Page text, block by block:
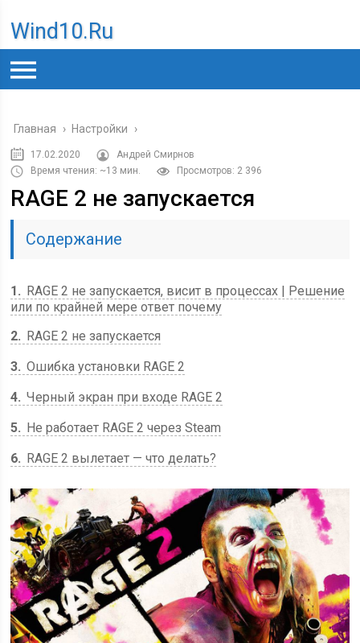
Wind10.ru
Главная › Настройки ›
17.02.2020
Андрей Смирнов
Время чтения: ~13 мин.
Просмотров: 2 396
RAGE 2 не запускается
Содержание
1
RAGE 2 не запускается, висит в процессах | Решение
или по крайней мере ответ почему
2
RAGE 2 не запускается
3 Ошибка установки RAGE 2
4 Черный экран при входе RAGE 2
5
Не работает RAGE 2 через Steam
6
RAGE 2 вылетает — что делать?